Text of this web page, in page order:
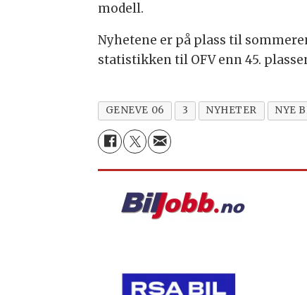
modell.
Nyhetene er på plass til
statistikken til OFV enn 45.
GENEVE 06 3 NYHETER NYE